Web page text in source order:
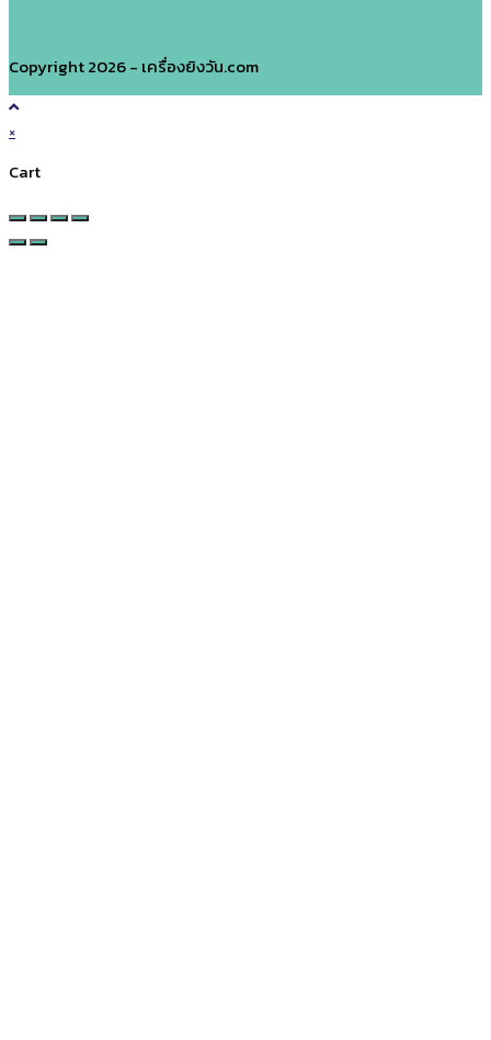
Copyright 2026 - เครื่องยิงวัน.com
×
Cart